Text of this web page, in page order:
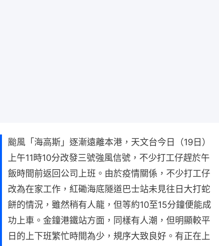
颱風「海高斯」逐漸遠離本港，天文台今日（19日）
上午11時10分改發三號強風信號，不少打工仔趕於午
飯時間前返回公司上班。由於疫情關係，不少打工仔
改為在家工作，紅磡海底隧道巴士站未見往日大打蛇
餅的情況，雖然稍有人龍，但等約10至15分鐘便能成
功上車。金鐘港鐵站方面，同樣有人潮，但明顯較平
日的上下班繁忙時間為少，規序大致良好。有正在上